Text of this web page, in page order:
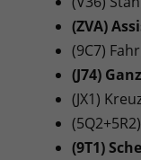
(ZVA)
(9C7)
(J74)
(JX1)
(9T1)